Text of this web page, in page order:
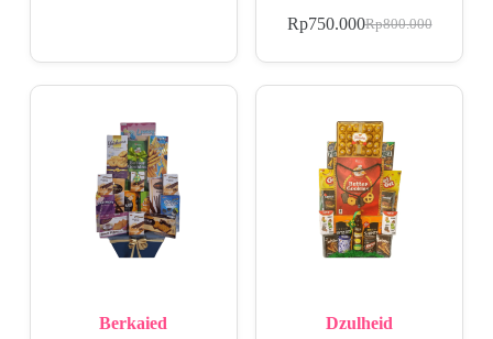
Rp800.000
Rp750.000
Berkaied Dzulheid